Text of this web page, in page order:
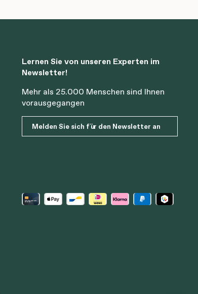
Lernen Sie von unseren Experten im
Newsletter!
Mehr als 25.000 Menschen sind Ihnen
vorausgegangen
Melden Sie sich für den Newsletter an